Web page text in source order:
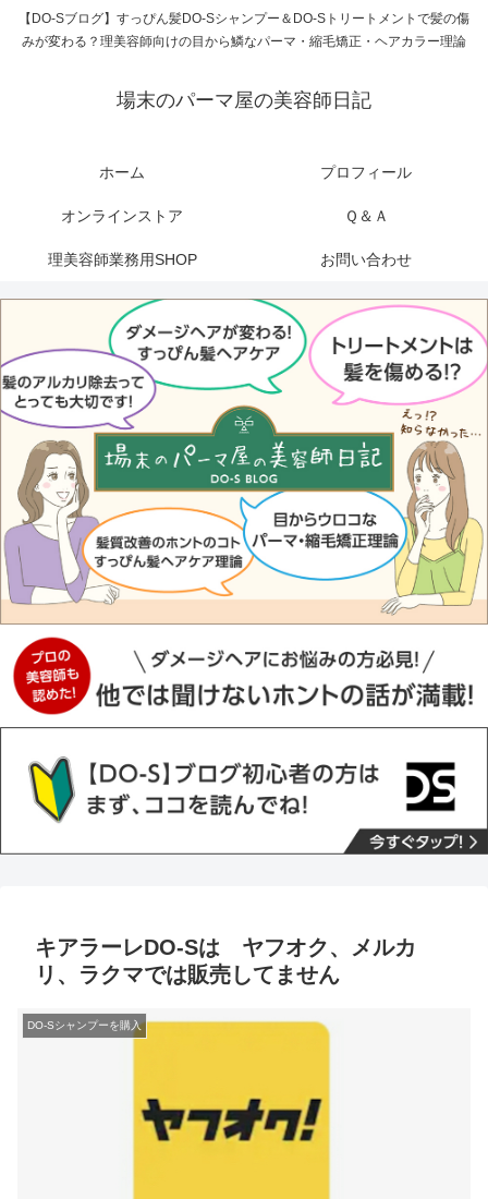
【DO-Sブログ】すっぴん髪DO-Sシャンプー＆DO-Sトリートメントで髪の傷
みが変わる？理美容師向けの目から鱗なパーマ・縮毛矯正・ヘアカラー理論
場末のパーマ屋の美容師日記
ホーム プロフィール
オンラインストア Ｑ＆Ａ
理美容師業務用SHOP お問い合わせ
キアラーレDO-Sは ヤフオク、メルカ
リ、ラクマでは販売してません
DO-Sシャンプーを購入